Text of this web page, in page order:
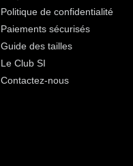
Politique de confidentialité
Paiements sécurisés
Guide des tailles
Le Club SI
Contactez-nous